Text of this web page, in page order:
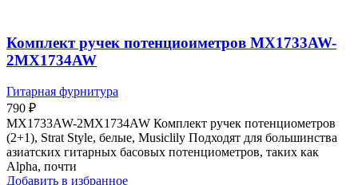
Комплект ручек потенциоиметров MX1733AW-
2MX1734AW
Гитарная фурнитура
790 ₽
MX1733AW-2MX1734AW Комплект ручек потенциометров
(2+1), Strat Style, белые, Musiclily Подходят для большинства
азиатских гитарных басовых потенциометров, таких как
Alpha, почти
Добавить в избранное